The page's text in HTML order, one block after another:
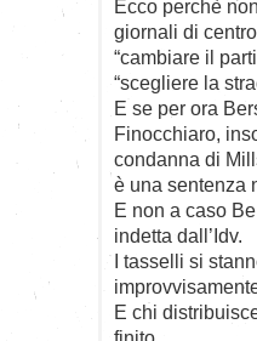
Ecco perchè
giornali di
“cambiare il
“scegliere la
E se per ora
Finocchiaro,
condanna di
è una sentenza
E non a caso
indetta dall’Idv.
I tasselli si
E chi